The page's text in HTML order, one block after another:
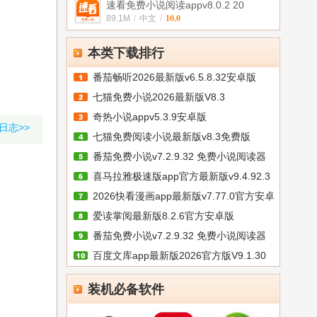
速看免费小说阅读appv8.0.2 20
89.1M / 中文 / 10.0
本类下载排行
番茄畅听2026最新版v6.5.8.32安卓版
七猫免费小说2026最新版V8.3
奇热小说appv5.3.9安卓版
七猫免费阅读小说最新版v8.3免费版
番茄免费小说v7.2.9.32 免费小说阅读器
喜马拉雅极速版app官方最新版v9.4.92.3
2026快看漫画app最新版v7.77.0官方安卓
爱读掌阅最新版8.2.6官方安卓版
番茄免费小说v7.2.9.32 免费小说阅读器
百度文库app最新版2026官方版V9.1.30
手
装机必备软件
志>>